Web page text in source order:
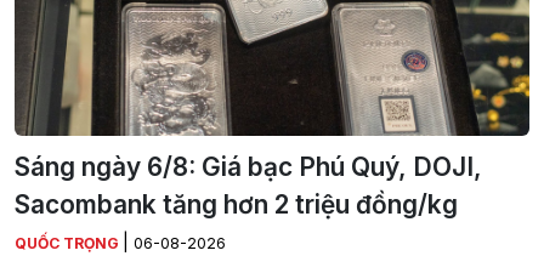
Sáng ngày 6/8: Giá bạc Phú Quý, DOJI,
Sacombank tăng hơn 2 triệu đồng/kg
QUỐC TRỌNG 06-08-2026